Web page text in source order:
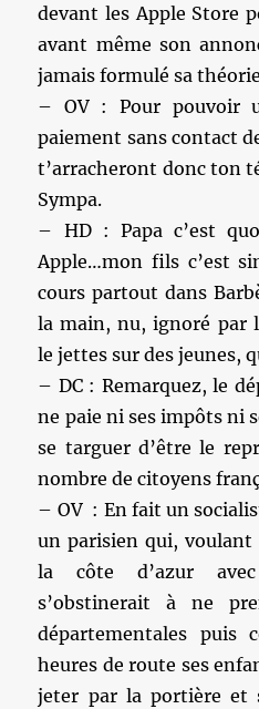
devant les Apple Store
avant même son
jamais formulé sa
– OV : Pour pouvoir
paiement sans contact
t’arracheront donc ton
Sympa.
– HD : Papa c’est
Apple…mon fils c’est
cours partout dans
la main, nu, ignoré par
le jettes sur des jeunes,
– DC : Remarquez, le
ne paie ni ses impôts ni
se targuer d’être le
nombre de citoyens
– OV : En fait un
un parisien qui, voulant
la côte d’azur
s’obstinerait à ne
départementales puis
heures de route ses
jeter par la portière et